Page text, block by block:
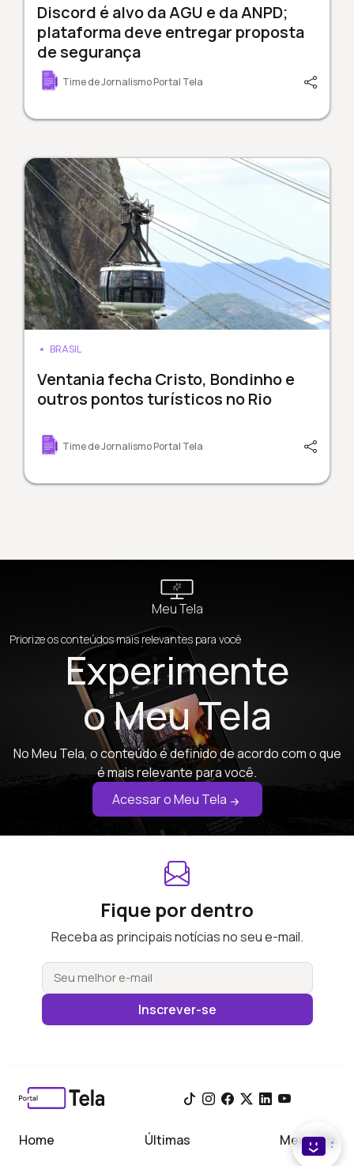
Discord é alvo da AGU e da ANPD;
plataforma deve entregar proposta
de segurança
Time de Jornalismo Portal Tela
BRASIL
Ventania fecha Cristo, Bondinho e
outros pontos turísticos no Rio
Time de Jornalismo Portal Tela
Meu Tela
Priorize os conteúdos mais relevantes para você
Experimente
o Meu Tela
No Meu Tela, o conteúdo é definido de acordo com o que
é mais relevante para você.
Acessar o Meu Tela
Fique por dentro
Receba as principais notícias no seu e-mail.
Inscrever-se
Home Últimas Meu Tela